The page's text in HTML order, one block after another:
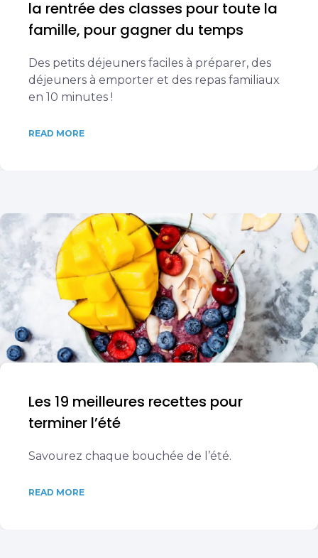
la rentrée des classes pour toute la
famille, pour gagner du temps
Des petits déjeuners faciles à préparer, des
déjeuners à emporter et des repas familiaux
en 10 minutes !
READ MORE
Les 19 meilleures recettes pour
terminer l’été
Savourez chaque bouchée de l’été.
READ MORE